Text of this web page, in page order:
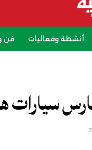
أنشطة وفعاليات فن
سيارات